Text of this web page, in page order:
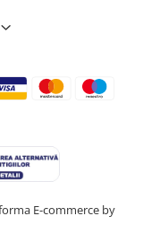
E-commerce by